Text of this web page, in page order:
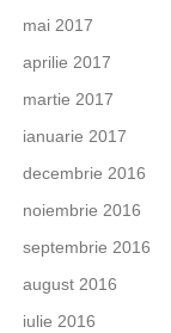
mai 2017
aprilie 2017
martie 2017
ianuarie 2017
decembrie 2016
noiembrie 2016
septembrie 2016
august 2016
iulie 2016